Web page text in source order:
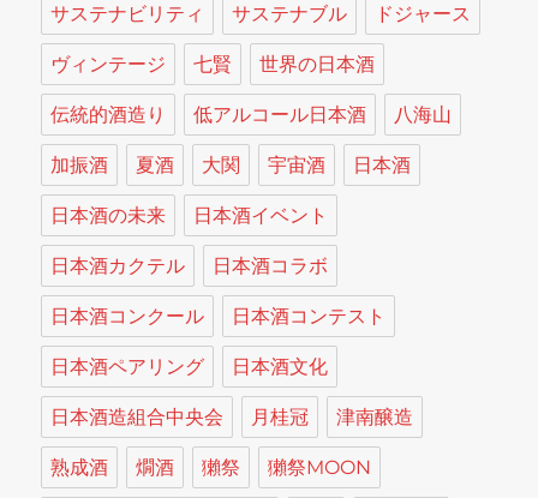
サステナビリティ サステナブル ドジャース
ヴィンテージ 七賢 世界の日本酒
伝統的酒造り 低アルコール日本酒 八海山
加振酒 夏酒 大関 宇宙酒 日本酒
日本酒の未来 日本酒イベント
日本酒カクテル 日本酒コラボ
日本酒コンクール 日本酒コンテスト
日本酒ペアリング 日本酒文化
日本酒造組合中央会 月桂冠 津南醸造
熟成酒 燗酒 獺祭 獺祭MOON